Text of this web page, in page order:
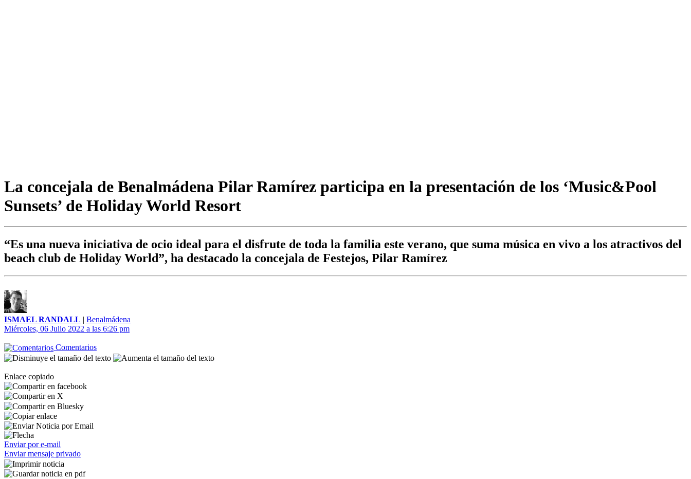
La concejala de Benalmádena Pilar Ramírez participa en la presentación de los ‘Music&Pool
Sunsets’ de Holiday World Resort
“Es una nueva iniciativa de ocio ideal para el disfrute de toda la familia este verano, que suma música en vivo a los atractivos del
beach club de Holiday World”, ha destacado la concejala de Festejos, Pilar Ramírez
ISMAEL RANDALL | Benalmádena
Miércoles, 06 Julio 2022 a las 6:26 pm
Comentarios
Enlace copiado
Enviar por e-mail
Enviar mensaje privado